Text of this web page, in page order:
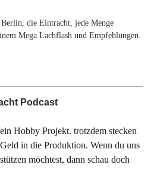
die Eintracht, jede Menge
Mega Lachflash und Empfehlungen.
Podcast
Hobby Projekt. trotzdem stecken
in die Produktion. Wenn du uns
möchtest, dann schau doch